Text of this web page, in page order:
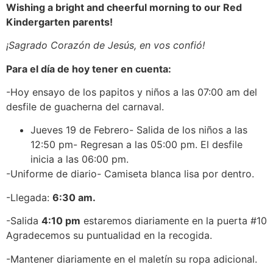
Wishing a bright and cheerful morning to our Red
Kindergarten parents!
¡Sagrado Corazón de Jesús, en vos confió!
Para el día de hoy tener en cuenta:
-Hoy ensayo de los papitos y niños a las 07:00 am del
desfile de guacherna del carnaval.
Jueves 19 de Febrero- Salida de los niños a las
12:50 pm- Regresan a las 05:00 pm. El desfile
inicia a las 06:00 pm.
-Uniforme de diario- Camiseta blanca lisa por dentro.
-Llegada: 6:30 am.
-Salida 4:10 pm estaremos diariamente en la puerta #10
Agradecemos su puntualidad en la recogida.
-Mantener diariamente en el maletín su ropa adicional.